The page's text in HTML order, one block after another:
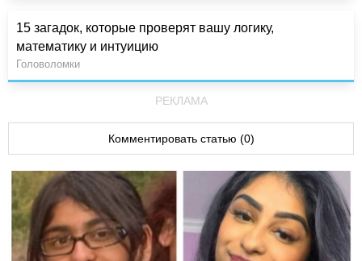
15 загадок, которые проверят вашу логику,
математику и интуицию
Головоломки
РЕКЛАМА
Комментировать статью (0)